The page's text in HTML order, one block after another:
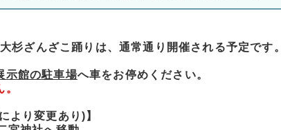
杉ざんざこ踊りは、通常通り開催される予定です。
示館の駐車場へ車をお停めください。
より変更あり)】